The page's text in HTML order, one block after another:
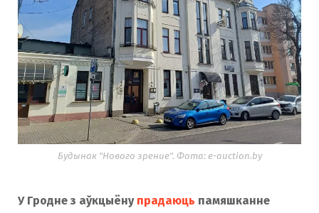
Будынак "Нового зрение". Фота: e-auction.by
У Гродне з аўкцыёну прадаюць памяшканне